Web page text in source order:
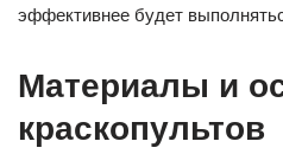
эффективнее будет
Материалы и
краскопультов